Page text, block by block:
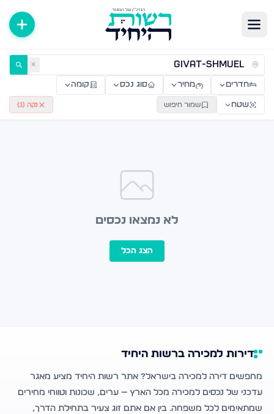
דירות למכירה ולהשכרה — רשות היחיד ✕
חדרים מחיר סוג נכס קומה
שטח שמור חיפוש נקה ( 1
)
לא נמצאו נכסים
הצג הכל
דירות למכירה ברשות היחיד
מחפשים דירה למכירה בישראל? אתר רשות היחיד מציע מאגר
עדכני של נכסים למכירה מכל הארץ — ערים, שכונות וטווחי מחירים
שמתאימים לכל משפחה. בין אם אתם זוג צעיר בתחילת הדרך,